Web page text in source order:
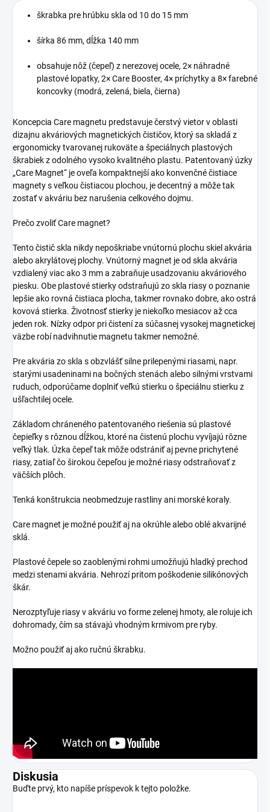
škrabka pre hrúbku skla od 10 do 15 mm
šírka 86 mm, dĺžka 140 mm
obsahuje nôž (čepeľ) z nerezovej ocele, 2× náhradné
plastové lopatky, 2× Care Booster, 4× príchytky a 8× farebné
koncovky (modrá, zelená, biela, čierna)
Koncepcia Care magnetu predstavuje čerstvý vietor v oblasti
dizajnu akváriových magnetických čističov, ktorý sa skladá z
ergonomicky tvarovanej rukoväte a špeciálnych plastových
škrabiek z odolného vysoko kvalitného plastu. Patentovaný úzky
„Care Magnet“ je oveľa kompaktnejší ako konvenčné čistiace
magnety s veľkou čistiacou plochou, je decentný a môže tak
zostať v akváriu bez narušenia celkového dojmu.
Prečo zvoliť Care magnet?
Tento čistič skla nikdy nepoškriabe vnútornú plochu skiel akvária
alebo akrylátovej plochy. Vnútorný magnet je od skla akvária
vzdialený viac ako 3 mm a zabraňuje usadzovaniu akváriového
piesku. Obe plastové stierky odstraňujú zo skla riasy o poznanie
lepšie ako rovná čistiaca plocha, takmer rovnako dobre, ako ostrá
kovová stierka. Životnosť stierky je niekoľko mesiacov až cca
jeden rok. Nízky odpor pri čistení za súčasnej vysokej magnetickej
väzbe robí nadvihnutie magnetu takmer nemožné.
Pre akvária zo skla s obzvlášť silne prilepenými riasami, napr.
starými usadeninami na bočných stenách alebo silnými vrstvami
ruduch, odporúčame doplniť veľkú stierku o špeciálnu stierku z
ušľachtilej ocele.
Základom chráneného patentovaného riešenia sú plastové
čepieľky s rôznou dĺžkou, ktoré na čistenú plochu vyvíjajú rôzne
veľký tlak. Úzka čepeľ tak môže odstrániť aj pevne prichytené
riasy, zatiaľ čo širokou čepeľou je možné riasy odstraňovať z
väčších plôch.
Tenká konštrukcia neobmedzuje rastliny ani morské koraly.
Care magnet je možné použiť aj na okrúhle alebo oblé akvarijné
sklá.
Plastové čepele so zaoblenými rohmi umožňujú hladký prechod
medzi stenami akvária. Nehrozí pritom poškodenie silikónových
škár.
Nerozptyľuje riasy v akváriu vo forme zelenej hmoty, ale roluje ich
dohromady, čím sa stávajú vhodným krmivom pre ryby.
Možno použiť aj ako ručnú škrabku.
Diskusia
Buďte prvý, kto napíše príspevok k tejto položke.